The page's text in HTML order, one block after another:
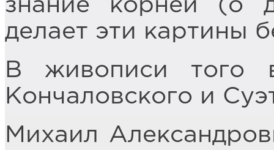
знание корней (о
делает эти картины
В живописи того
Кончаловского и
Михаил